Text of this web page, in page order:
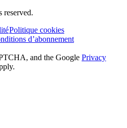
Politique cookies
d’abonnement
and the Google Privacy